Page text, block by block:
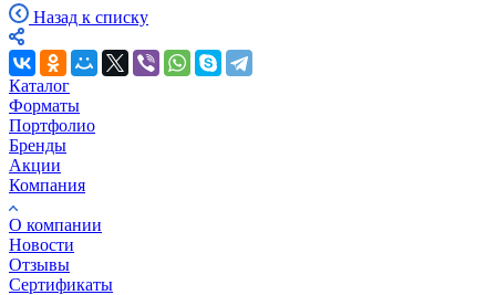
Назад к списку
Каталог
Форматы
Портфолио
Бренды
Акции
Компания
О компании
Новости
Отзывы
Сертификаты